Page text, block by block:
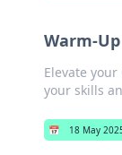
Warm-
Elevate
your skills
📅 18 May